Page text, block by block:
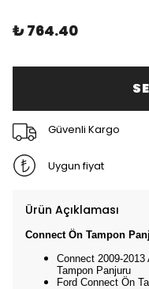
₺ 764.40
Güvenli Kargo
Uygun fiyat
Ürün Açıklaması
Connect Ön Tampon
Connect 2009-
Tampon Panjuru
Ford Connect Ön